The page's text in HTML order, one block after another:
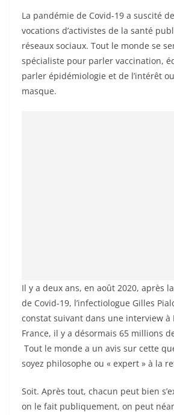
La pandémie de Covid-19 a suscité
vocations d’activistes de la santé
réseaux sociaux. Tout le monde se
spécialiste pour parler vaccination,
parler épidémiologie et de l’intérêt
masque.
Il y a deux ans, en août 2020, après
de Covid-19, l’infectiologue Gilles
constat suivant dans une interview à
France, il y a désormais 65 millions
Tout le monde a un avis sur cette
soyez philosophe ou « expert » à la
Soit. Après tout, chacun peut bien
on le fait publiquement, on peut